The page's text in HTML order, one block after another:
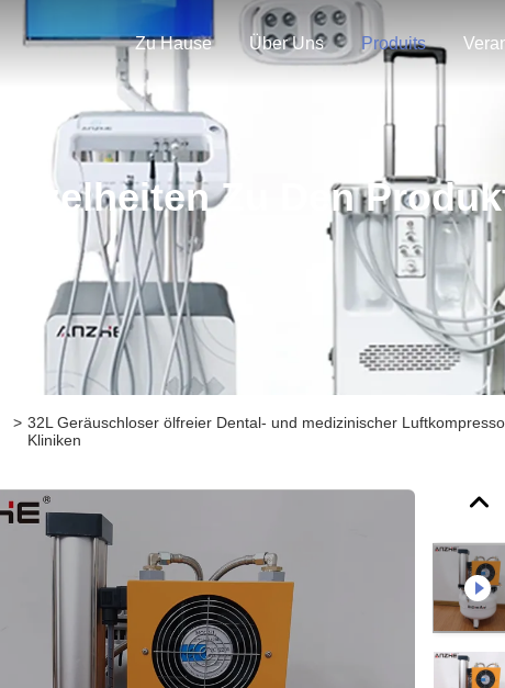
Zu Hause Über Uns Produits
Einzelheiten Zu Den
> 32L Geräuschloser ölfreier Dental- und medizinischer
Kliniken